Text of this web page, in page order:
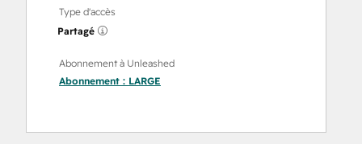
Type d'accès
Partagé
Abonnement à Unleashed
Abonnement : LARGE